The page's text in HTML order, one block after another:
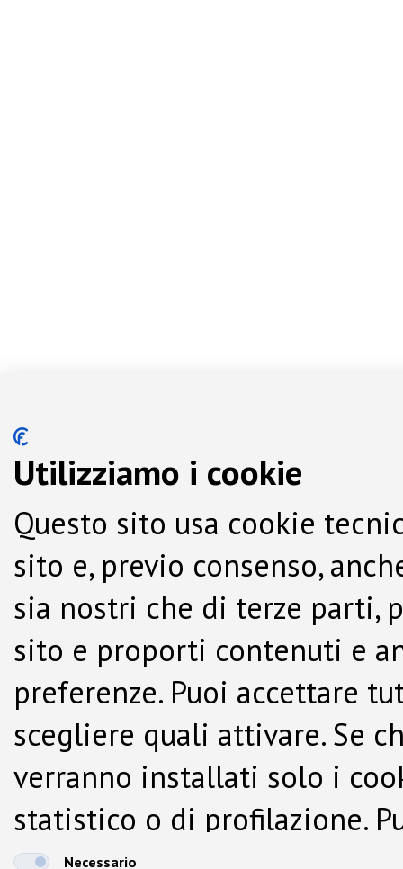
Utilizziamo i cookie
Questo sito usa cookie
sito e, previo consenso,
sia nostri che di terze parti,
sito e proporti contenuti e
preferenze. Puoi accettare
scegliere quali attivare. Se
verranno installati solo i
statistico o di profilazione.
dalla Cookie Policy.
Necessario